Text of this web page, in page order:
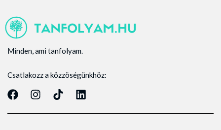
Minden, ami tanfolyam.
Csatlakozz a közzöségünkhöz: